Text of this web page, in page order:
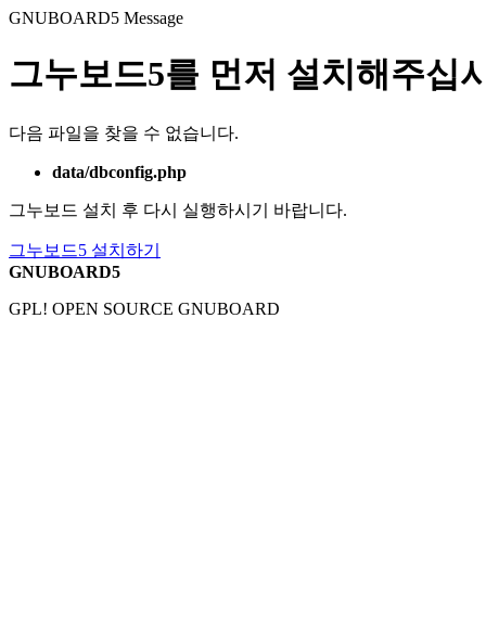
GNUBOARD5 Message
그누보드5를 먼저 설치해주십
다음 파일을 찾을 수 없습니다.
data/dbconfig.php
그누보드 설치 후 다시 실행하시기 바랍니다.
그누보드5 설치하기
GNUBOARD5
GPL! OPEN SOURCE GNUBOARD